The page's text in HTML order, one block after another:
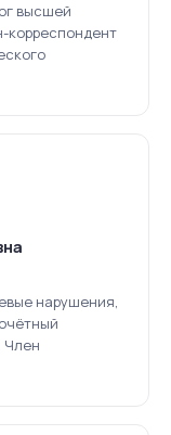
высшей
корреспондент
нарушения,
Член